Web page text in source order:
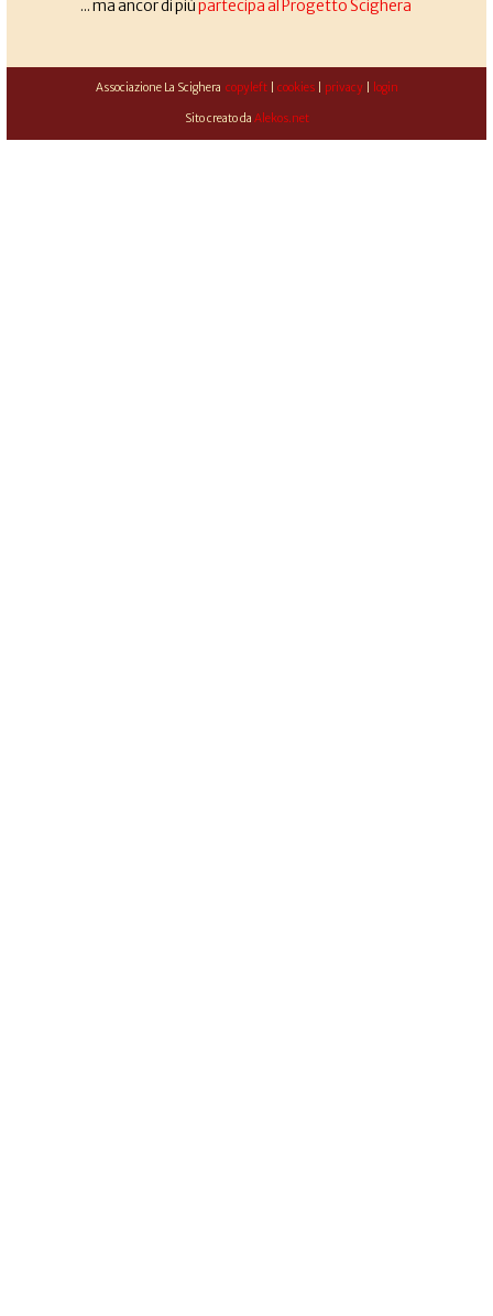
... ma ancor di piùpartecipa al Progetto Scighera
Associazione La Scighera copyleft| cookies| privacy| login
Sito creato da Alekos.net